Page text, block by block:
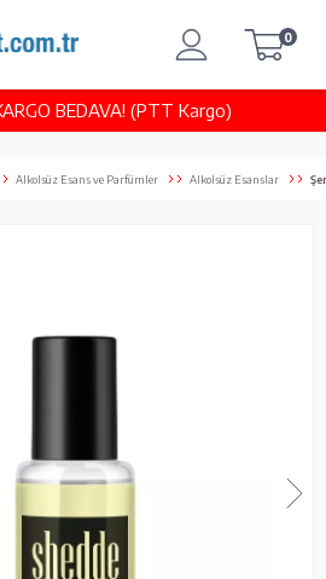
BEDAVA! (PTT Kargo)
0
Alkolsüz Esans ve Parfümler Alkolsüz Esanslar